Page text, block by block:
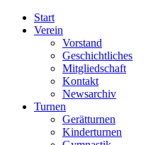
Start
Verein
Vorstand
Geschichtliches
Mitgliedschaft
Kontakt
Newsarchiv
Turnen
Gerätturnen
Kinderturnen